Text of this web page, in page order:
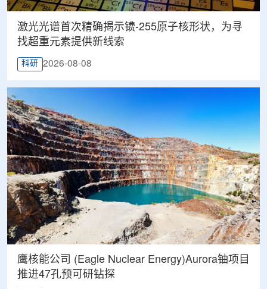
激光光谱首次精确揭示镄-255原子核形状，为寻
找超重元素提供新线索
科研 2026-08-08
鹰核能公司 (Eagle Nuclear Energy)Aurora铀项目
推进47孔预可研钻探